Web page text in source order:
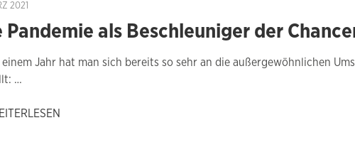
2021
Pandemie als Beschleuniger der
einem Jahr hat man sich bereits so sehr an die außergewöhnlichen
…